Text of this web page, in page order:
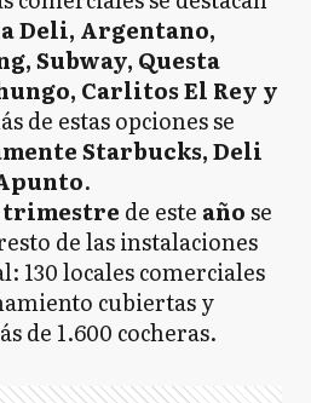
Deli, Argentano,
Subway, Questa
Carlitos El Rey y
de estas opciones se
Starbucks, Deli
.
de este añose
de las instalaciones
130 locales comerciales
cubiertas y
de 1.600 cocheras.